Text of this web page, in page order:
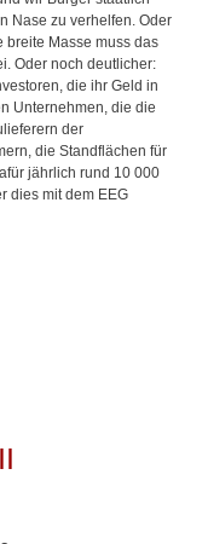
Nase zu verhelfen. Oder
breite Masse muss das
Oder noch deutlicher:
die ihr Geld in
Unternehmen, die die
der
die Standflächen für
jährlich rund 10 000
dies mit dem EEG